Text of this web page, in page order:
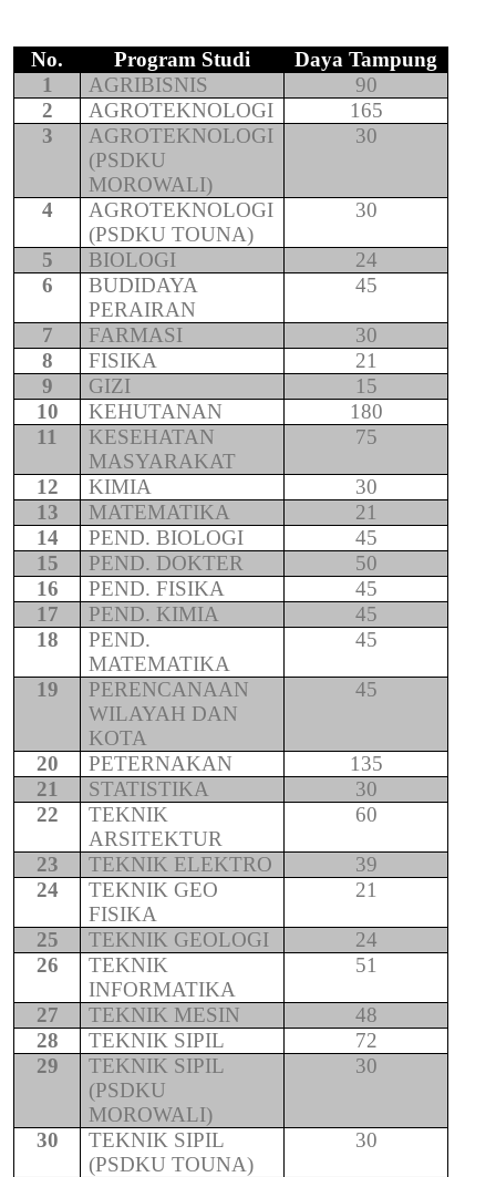
No. Program Studi
Daya Tampung
1
AGRIBISNIS
90
2
AGROTEKNOLOGI
165
3
AGROTEKNOLOGI
(PSDKU
MOROWALI)
30
4
AGROTEKNOLOGI
(PSDKU TOUNA)
30
5 BIOLOGI
24
6
BUDIDAYA
PERAIRAN
45
7 FARMASI
30
8
FISIKA
21
9
GIZI
15
10
KEHUTANAN
180
11
KESEHATAN
MASYARAKAT
75
12 KIMIA
30
13
MATEMATIKA
21
14
PEND. BIOLOGI
45
15
PEND. DOKTER
50
16
PEND. FISIKA
45
17
PEND. KIMIA
45
18
PEND.
MATEMATIKA
45
19
PERENCANAAN
WILAYAH DAN
KOTA
45
20 PETERNAKAN
135
21
STATISTIKA
30
22
TEKNIK
ARSITEKTUR
60
23 TEKNIK ELEKTRO
39
24
TEKNIK GEO
FISIKA
21
25 TEKNIK GEOLOGI
24
26
TEKNIK
INFORMATIKA
51
27 TEKNIK MESIN
48
28
TEKNIK SIPIL
72
29
TEKNIK SIPIL
(PSDKU
MOROWALI)
30
30
TEKNIK SIPIL
(PSDKU TOUNA)
30